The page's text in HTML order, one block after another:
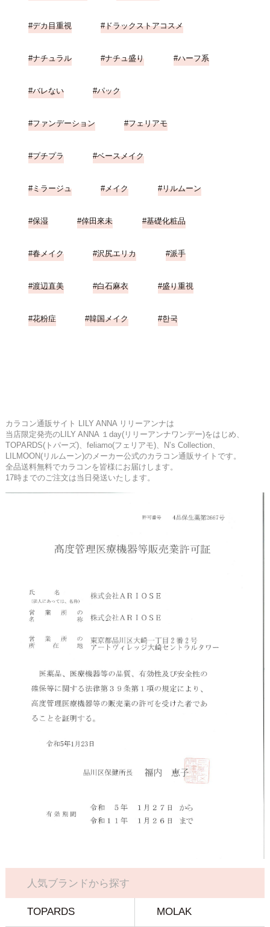
デカ目重視 ドラックストアコスメ
ナチュラル ナチュ盛り ハーフ系
バレない パック
ファンデーション フェリアモ
プチプラ ベースメイク
ミラージュ メイク リルムーン
保湿 倖田來未 基礎化粧品
春メイク 沢尻エリカ 派手
渡辺直美 白石麻衣 盛り重視
花粉症 韓国メイク 한국
カラコン通販サイト LILY ANNA リリーアンナは
当店限定発売のLILY ANNA １day(リリーアンナワンデー)をはじめ、
TOPARDS(トパーズ)、feliamo(フェリアモ)、N’s Collection、
LILMOON(リルムーン)のメーカー公式のカラコン通販サイトです。
全品送料無料でカラコンを皆様にお届けします。
17時までのご注文は当日発送いたします。
人気ブランドから探す
TOPARDS MOLAK